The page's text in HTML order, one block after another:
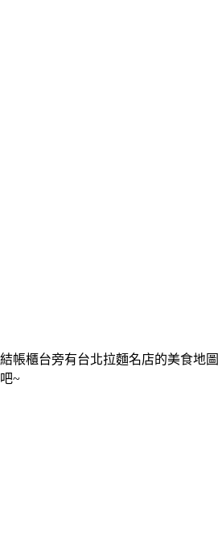
結帳櫃台旁有台北拉麵名店的美食地
吧~